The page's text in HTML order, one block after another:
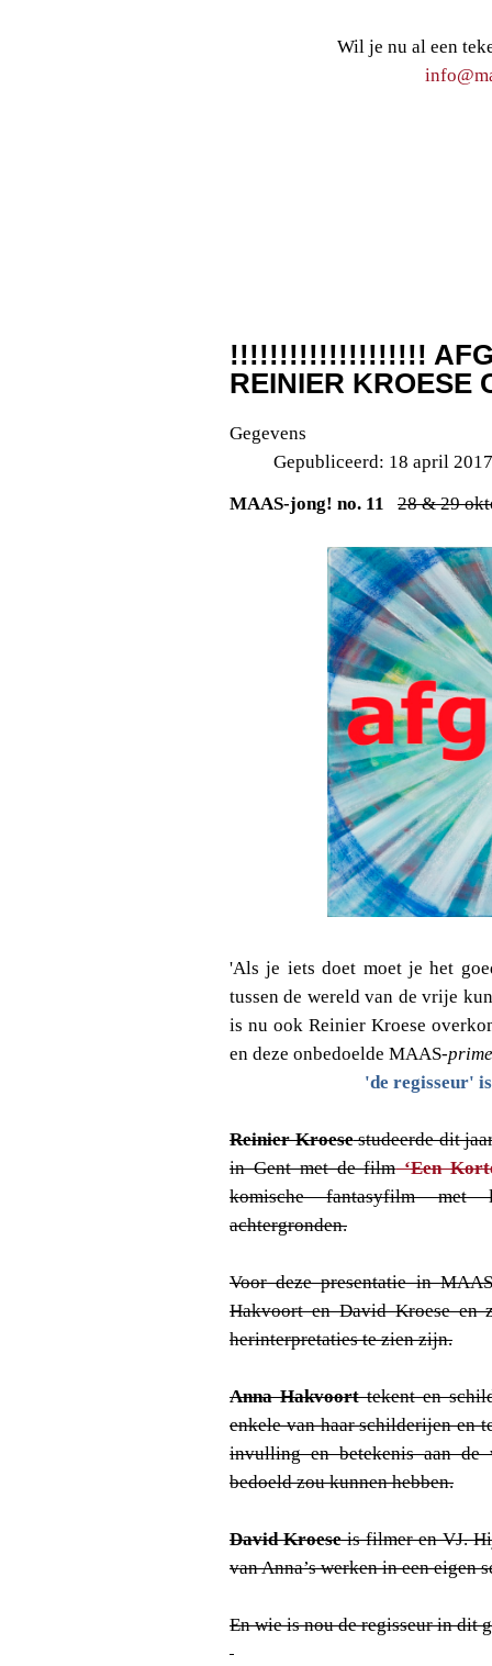
Wil je nu al een
!!!!!!!!!!!!!!!!!!!!
REINIER KROESE
Gegevens
Gepubliceerd: 18 april 2017
MAAS-jong! no. 11 28 & 29
'Als je iets doet moet je het
tussen de wereld van de vrije
is nu ook Reinier Kroese
en deze onbedoelde MAAS-
'de regisseur'
Reinier Kroesestudeerde dit
in Gent met de film‘Een
komische fantasyfilm met
achtergronden.
Voor deze presentatie in
Hakvoort en David Kroese en
herinterpretaties te zien zijn.
Anna Hakvoorttekent en
enkele van haar schilderijen en
invulling en betekenis aan de
bedoeld zou kunnen hebben.
David Kroeseis filmer en VJ.
van Anna’s werken in een eigen
En wie is nou de regisseur in dit